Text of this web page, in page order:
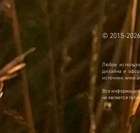
© 2015-
Любое
дизайна и
источник:
Вся
не является